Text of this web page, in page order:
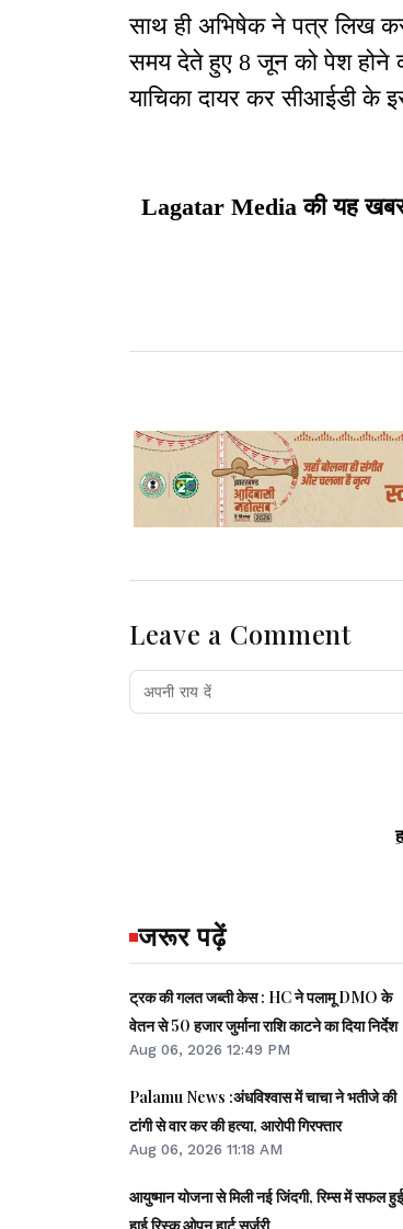
साथ ही अभिषेक ने पत्र लिख
समय देते हुए 8 जून को पेश होने
याचिका दायर कर सीआईडी के
Lagatar Media की यह
Leave a Comment
जरूर पढ़ें
ट्रक की गलत जब्ती केस : HC ने पलामू DMO के
वेतन से 50 हजार जुर्माना राशि काटने का दिया निर्देश
Aug 06, 2026 12:49 PM
Palamu News :अंधविश्वास में चाचा ने भतीजे की
टांगी से वार कर की हत्या, आरोपी गिरफ्तार
Aug 06, 2026 11:18 AM
आयुष्मान योजना से मिली नई जिंदगी, रिम्स में सफल हुई